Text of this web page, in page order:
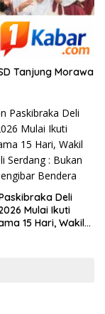
Tanjung Morawa
Deli
Mulai Ikuti
15 Hari, Wakil